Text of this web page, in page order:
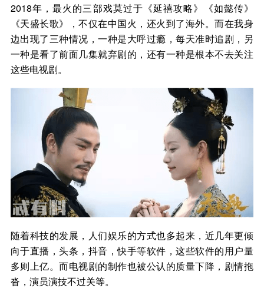
2018年，最火的三部戏莫过于《延禧攻略》《如懿传》
《天盛长歌》，不仅在中国火，还火到了海外。而在我身
边出现了三种情况，一种是大呼过瘾，每天准时追剧，另
一种是看了前面几集就弃剧的，还有一种是根本不去关注
这些电视剧。
随着科技的发展，人们娱乐的方式也多起来，近几年更倾
向于直播，头条，抖音，快手等软件，这些软件的用户量
多则上亿。而电视剧的制作也被公认的质量下降，剧情拖
沓，演员演技不过关等。